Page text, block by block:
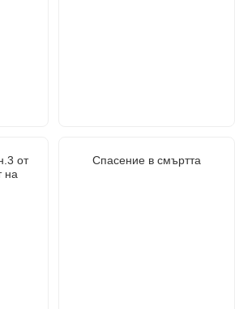
от
на
Спасение в смъртта